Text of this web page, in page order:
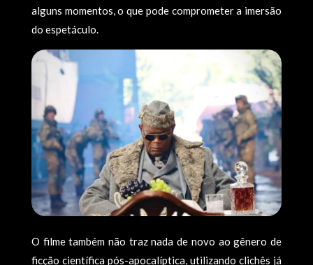
alguns momentos, o que pode comprometer a imersão
do espetáculo.
O filme também não traz nada de novo ao gênero de
ficção científica pós-apocalíptica, utilizando clichês já